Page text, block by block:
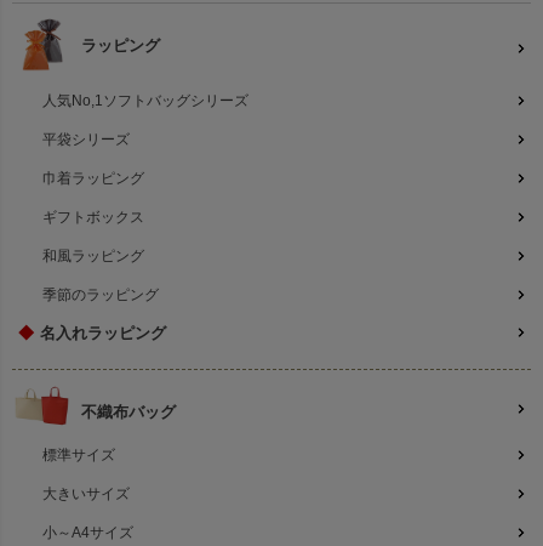
ラッピング
人気No,1ソフトバッグシリーズ
平袋シリーズ
巾着ラッピング
ギフトボックス
和風ラッピング
季節のラッピング
◆ 名入れラッピング
不織布バッグ
標準サイズ
大きいサイズ
小～A4サイズ